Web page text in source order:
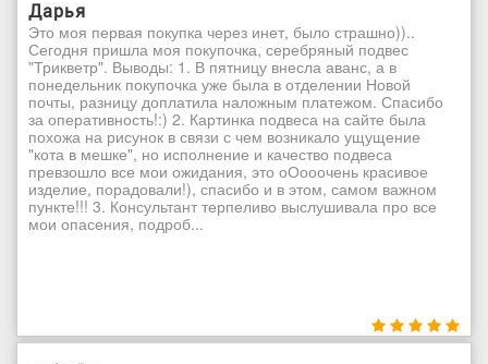
Дарья
Это моя первая покупка через инет, было страшно))..
Сегодня пришла моя покупочка, серебряный подвес
"Трикветр". Выводы: 1. В пятницу внесла аванс, а в
понедельник покупочка уже была в отделении Новой
почты, разницу доплатила наложным платежом. Спасибо
за оперативность!:) 2. Картинка подвеса на сайте была
похожа на рисунок в связи с чем возникало ущущение
"кота в мешке", но исполнение и качество подвеса
превзошло все мои ожидания, это оОооочень красивое
изделие, порадовали!), спасибо и в этом, самом важном
пункте!!! 3. Консультант терпеливо выслушивала про все
мои опасения, подроб...